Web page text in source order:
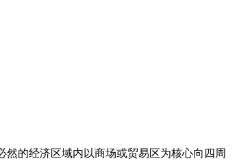
的经济区域内以商场或贸易区为核心向四周